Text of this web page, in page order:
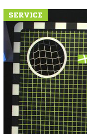
SERVICE